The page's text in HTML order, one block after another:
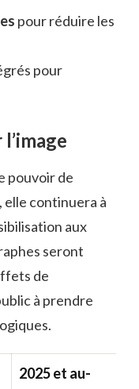
pour réduire les
pour
pouvoir de
elle continuera à
aux
seront
de
à prendre
2025 et au-